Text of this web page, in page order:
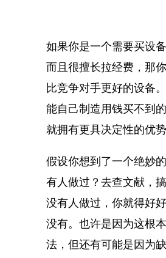
如果你是一个需要买设
而且很擅长拉经费，那
比竞争对手更好的设备
能自己制造用钱买不到
就拥有更具决定性的优势
假设你想到了一个绝妙
有人做过？去查文献，
没有人做过，你就得好
没有。也许是因为这根
法，但还有可能是因为